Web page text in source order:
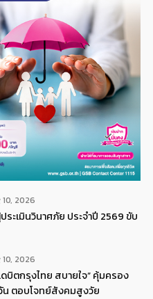
10, 2026
ระเมินวินาศภัย ประจำปี 2569 ขับ
10, 2026
บิตกรุงไทย สบายใจ” คุ้มครอง
น ตอบโจทย์สังคมสูงวัย